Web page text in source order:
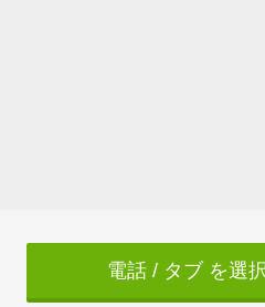
電話 / タブ を選